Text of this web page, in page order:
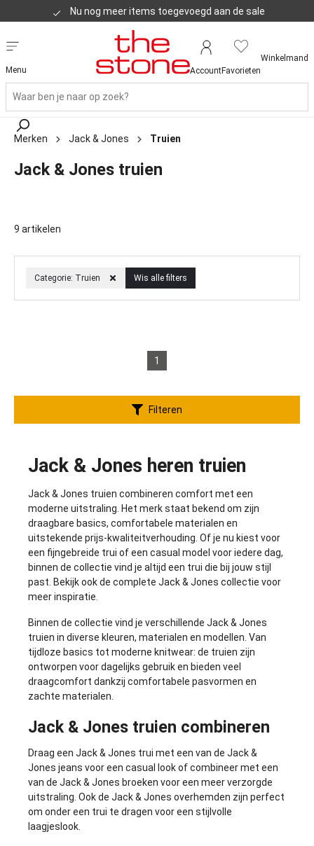
Nu nog meer items toegevoegd aan de sale
Klanten geven ons een 8,8
Menu AccountFavorieten
Winkelmand
Merken Jack & Jones Truien
Jack & Jones truien
Categorie: Truien Wis alle filters
9 artikelen
1
Filteren
Jack & Jones heren truien
Jack & Jones truien combineren comfort met een
moderne uitstraling. Het merk staat bekend om zijn
draagbare basics, comfortabele materialen en
uitstekende prijs-kwaliteitverhouding. Of je nu kiest voor
een fijngebreide trui of een casual model voor iedere dag,
binnen de collectie vind je altijd een trui die bij jouw stijl
past. Bekijk ook de complete Jack & Jones collectie voor
meer inspiratie.
Binnen de collectie vind je verschillende Jack & Jones
truien in diverse kleuren, materialen en modellen. Van
tijdloze basics tot moderne knitwear: de truien zijn
ontworpen voor dagelijks gebruik en bieden veel
draagcomfort dankzij comfortabele pasvormen en
zachte materialen.
Jack & Jones truien combineren
Draag een Jack & Jones trui met een van de Jack &
Jones jeans voor een casual look of combineer met een
van de Jack & Jones broeken voor een meer verzorgde
uitstraling. Ook de Jack & Jones overhemden zijn perfect
om onder een trui te dragen voor een stijlvolle
laagjeslook.